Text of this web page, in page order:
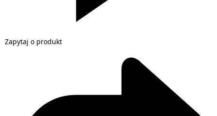
Zapytaj o produkt